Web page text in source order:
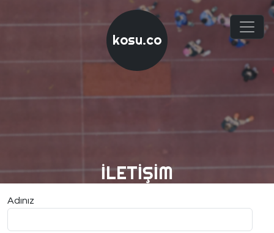
kosu.co
İLETIŞIM
Adınız